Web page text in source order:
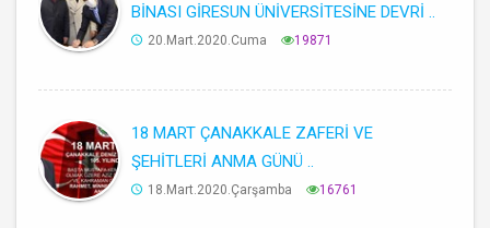
BİNASI GİRESUN ÜNİVERSİTESİNE DEVRİ ..
20.Mart.2020.Cuma 19871
18 MART ÇANAKKALE ZAFERİ VE
ŞEHİTLERİ ANMA GÜNÜ ..
18.Mart.2020.Çarşamba 16761